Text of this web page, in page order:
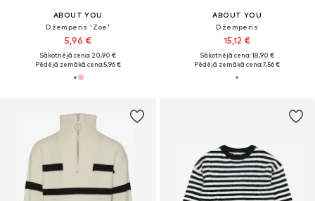
ABOUT YOU
Džemperis 'Zoe'
5,96 €
Sākotnējā cena: 20,90 €
Pēdējā zemākā cena:5,96 €
ABOUT YOU
Džemperis
15,12 €
Sākotnējā cena: 18,90 €
Pēdējā zemākā cena:7,56 €